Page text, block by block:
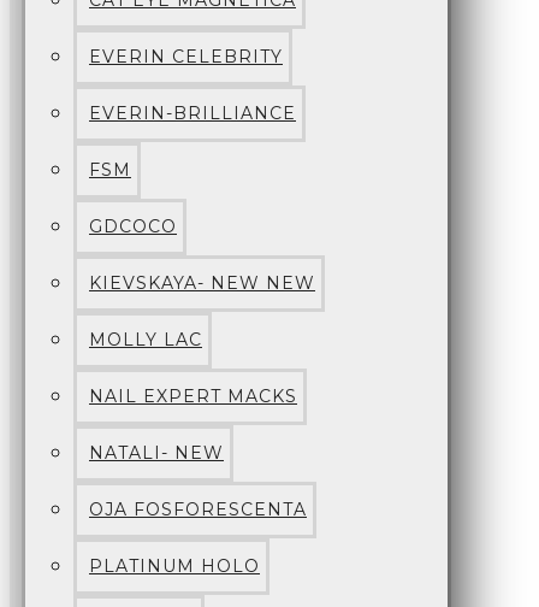
EVERIN CELEBRITY
EVERIN-BRILLIANCE
FSM
GDCOCO
KIEVSKAYA- NEW NEW
MOLLY LAC
NAIL EXPERT MACKS
NATALI- NEW
OJA FOSFORESCENTA
PLATINUM HOLO